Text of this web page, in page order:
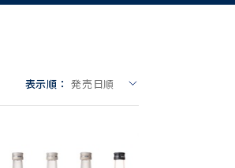
表示順： 発売日順